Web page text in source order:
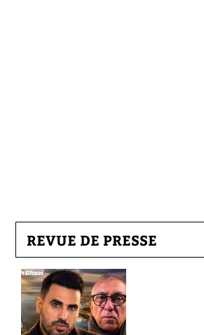
REVUE DE PRESSE